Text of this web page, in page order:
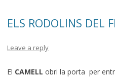
ELS RODOLINS DEL
Leave a reply
El CAMELL obri la porta per